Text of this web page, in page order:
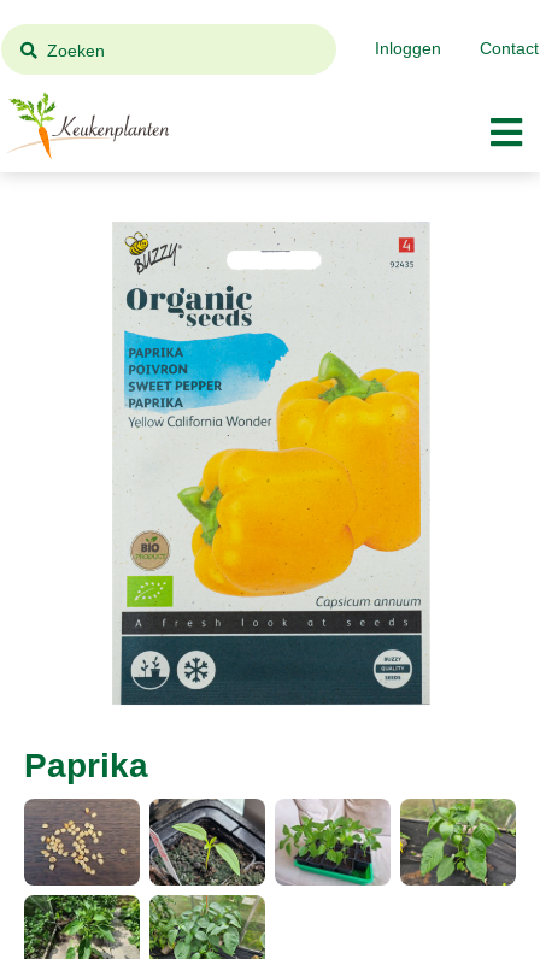
Contact
Inloggen
Zoeken
Paprika